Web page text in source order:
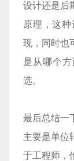
设计还是后
原理，这
现，同时也
是从哪个
选。
最后总结一
主要是单位
于工程师，